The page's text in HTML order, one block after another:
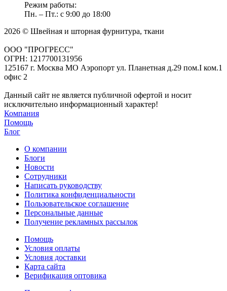
Режим работы:
Пн. – Пт.: с 9:00 до 18:00
2026 © Швейная и шторная фурнитура, ткани
ООО "ПРОГРЕСС"
ОГРН: 1217700131956
125167 г. Москва МО Аэропорт ул. Планетная д.29 пом.I ком.1
офис 2
Данный сайт не является публичной офертой и носит
исключительно информационный характер!
Компания
Помощь
Блог
О компании
Блоги
Новости
Сотрудники
Написать руководству
Политика конфиденциальности
Пользовательское соглашение
Персональные данные
Получение рекламных рассылок
Помощь
Условия оплаты
Условия доставки
Карта сайта
Верификация оптовика